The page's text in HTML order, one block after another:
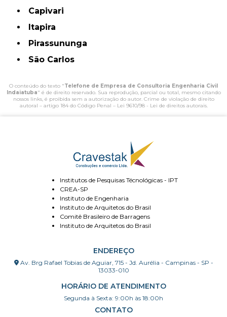
Capivari
Itapira
Pirassununga
São Carlos
O conteúdo do texto "Telefone de Empresa de Consultoria Engenharia Civil
Indaiatuba" é de direito reservado. Sua reprodução, parcial ou total, mesmo citando
nossos links, é proibida sem a autorização do autor. Crime de violação de direito
autoral – artigo 184 do Código Penal – Lei 9610/98 - Lei de direitos autorais.
Institutos de Pesquisas Técnológicas - IPT
CREA-SP
Instituto de Engenharia
Instituto de Arquitetos do Brasil
Comitê Brasileiro de Barragens
Instituto de Arquitetos do Brasil
ENDEREÇO
Av. Brg Rafael Tobias de Aguiar, 715 - Jd. Aurélia - Campinas - SP -
13033-010
HORÁRIO DE ATENDIMENTO
Segunda à Sexta: 9:00h às 18:00h
CONTATO